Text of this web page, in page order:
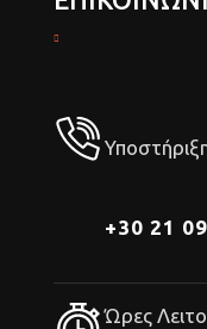
+30 21
Ώρες